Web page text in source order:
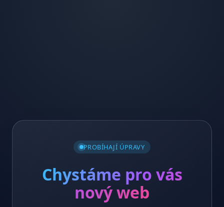
PROBÍHAJÍ ÚPRAVY
Chystáme pro vás
nový web